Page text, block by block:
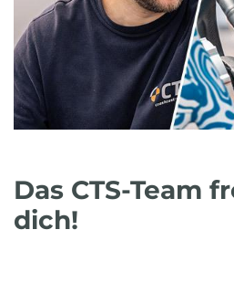
Das CTS-Team
dich!